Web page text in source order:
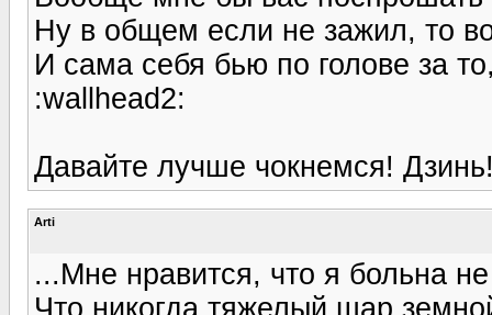
Ну в общем если не зажил, то
И сама себя бью по голове за
:wallhead2:
Давайте лучше чокнемся!
Arti
...Мне нравится, что я больна
Что никогда тяжелый шар